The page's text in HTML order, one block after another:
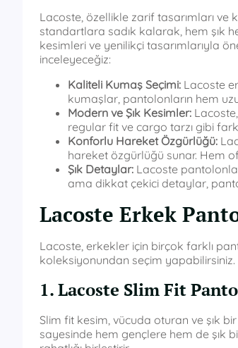
Lacoste, özellikle zarif tasarımları ve
standartlara sadık kalarak, hem şık
kesimleri ve yenilikçi tasarımlarıyla
inceleyeceğiz:
Kaliteli Kumaş Seçimi: Lacoste
kumaşlar, pantolonların hem
Modern ve Şık Kesimler:
regular fit ve cargo tarzı gibi
Konforlu Hareket Özgürlüğü:
hareket özgürlüğü sunar. Hem
Şık Detaylar: Lacoste
ama dikkat çekici detaylar,
Lacoste Erkek
Lacoste, erkekler için birçok farklı
koleksiyonundan seçim
1. Lacoste Slim Fit
Slim fit kesim, vücuda oturan ve şık
sayesinde hem gençlere hem de şık